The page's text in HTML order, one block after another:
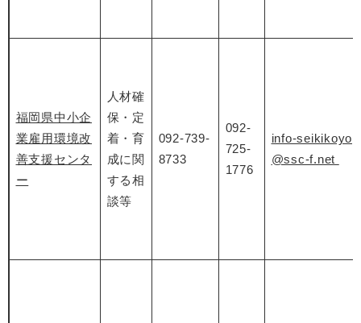
福岡県中小企
業雇用環境改
善支援センタ
ー
人材確
保・定
着・育
成に関
する相
談等
092-739-
8733
092-
725-
1776
info-seikikoyo
@ssc-f.net